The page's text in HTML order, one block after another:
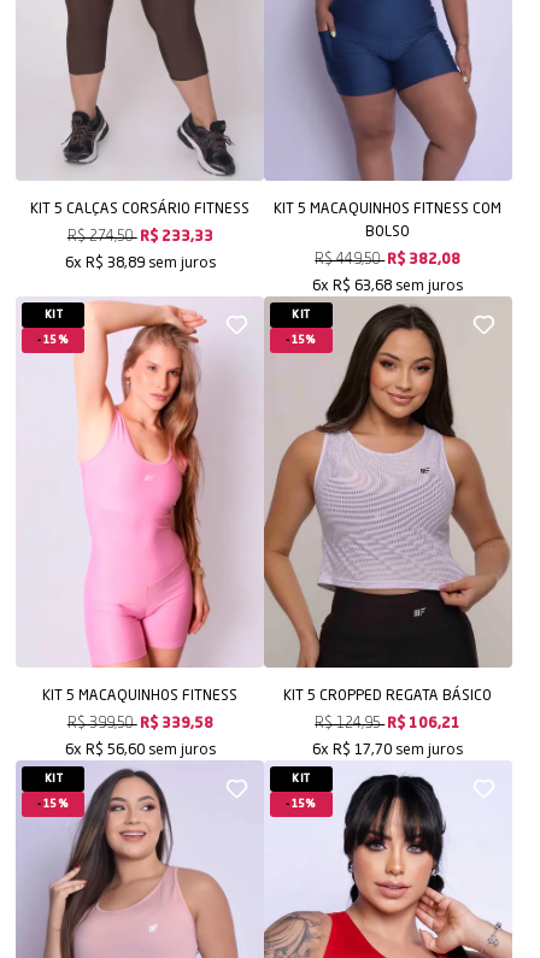
KIT 5 CALÇAS CORSÁRIO FITNESS
R$ 274,50 R$ 233,33
6x R$ 38,89 sem juros
KIT 5 MACAQUINHOS FITNESS COM
BOLSO
R$ 449,50 R$ 382,08
6x R$ 63,68 sem juros
15%
KIT
KIT 5 MACAQUINHOS FITNESS
R$ 399,50 R$ 339,58
6x R$ 56,60 sem juros
15%
KIT
KIT 5 CROPPED REGATA BÁSICO
R$ 124,95 R$ 106,21
6x R$ 17,70 sem juros
15%
KIT
15%
KIT